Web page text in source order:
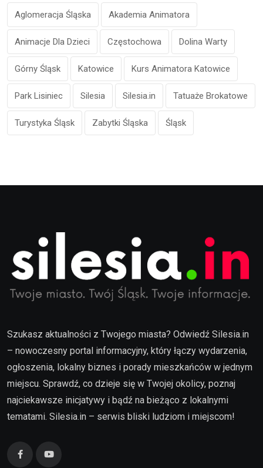
Aglomeracja Śląska Akademia Animatora
Animacje Dla Dzieci Częstochowa Dolina Warty
Górny Śląsk Katowice Kurs Animatora Katowice
Park Lisiniec Silesia Silesia.in Tatuaże Brokatowe
Turystyka Śląsk Zabytki Śląska Śląsk
Szukasz aktualności z Twojego miasta? Odwiedź Silesia.in
– nowoczesny portal informacyjny, który łączy wydarzenia,
ogłoszenia, lokalny biznes i porady mieszkańców w jednym
miejscu. Sprawdź, co dzieje się w Twojej okolicy, poznaj
najciekawsze inicjatywy i bądź na bieżąco z lokalnymi
tematami. Silesia.in – serwis bliski ludziom i miejscom!